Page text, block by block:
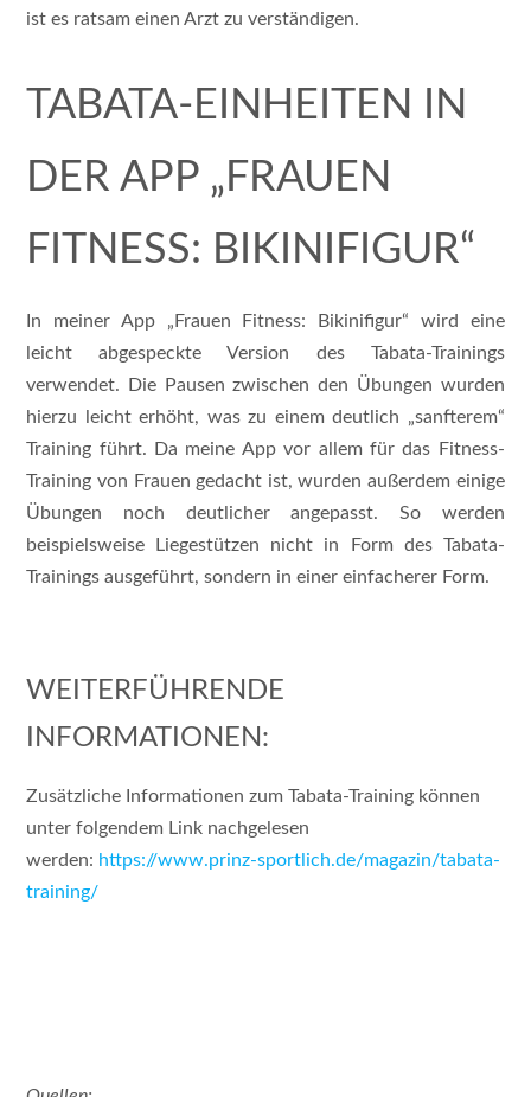
ist es ratsam einen Arzt zu verständigen.
TABATA-EINHEITEN IN
DER APP „FRAUEN
FITNESS: BIKINIFIGUR“
In meiner App „Frauen Fitness: Bikinifigur“ wird eine
leicht abgespeckte Version des Tabata-Trainings
verwendet. Die Pausen zwischen den Übungen wurden
hierzu leicht erhöht, was zu einem deutlich „sanfterem“
Training führt. Da meine App vor allem für das Fitness-
Training von Frauen gedacht ist, wurden außerdem einige
Übungen noch deutlicher angepasst. So werden
beispielsweise Liegestützen nicht in Form des Tabata-
Trainings ausgeführt, sondern in einer einfacherer Form.
WEITERFÜHRENDE
INFORMATIONEN:
Zusätzliche Informationen zum Tabata-Training können
unter folgendem Link nachgelesen
werden: https://www.prinz-sportlich.de/magazin/tabata-
training/